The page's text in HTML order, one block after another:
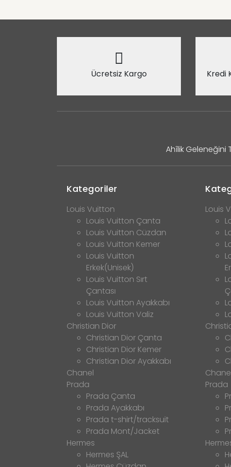
Ücretsiz Kargo Kredi
Ahîlik Geleneğini
Kategoriler
Louis Vuitton
Louis Vuitton Çanta
Louis Vuitton Cüzdan
Louis Vuitton Kemer
Louis Vuitton
Erkek(Unisek)
Louis Vuitton Sırt
Çantası
Louis Vuitton Ayakkabı
Louis Vuitton Valiz
Christian Dior
Christian Dior Çanta
Christian Dior Kemer
Christian Dior Ayakkabı
Chanel
Prada
Prada Çanta
Prada Ayakkabı
Prada t-shirt/tracksuit
Prada Mont/Jacket
Hermes
Hermes ŞAL
Louis
Prada